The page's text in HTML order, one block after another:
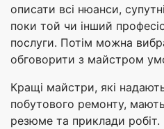
описати всі нюанси,
поки той чи інший
послуги. Потім можна
обговорити з майстром
Кращі майстри, які
побутового ремонту, мають
резюме та приклади